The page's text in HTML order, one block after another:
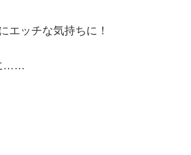
エッチな気持ちに！
……